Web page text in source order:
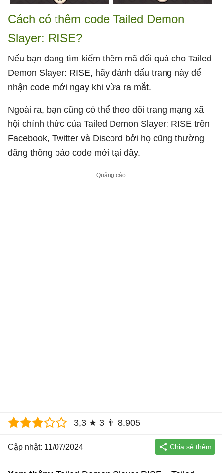
Cách có thêm code Tailed Demon
Slayer: RISE?
Nếu bạn đang tìm kiếm thêm mã đổi quà cho Tailed
Demon Slayer: RISE, hãy đánh dấu trang này để
nhận code mới ngay khi vừa ra mắt.
Ngoài ra, bạn cũng có thể theo dõi trang mạng xã
hội chính thức của Tailed Demon Slayer: RISE trên
Facebook, Twitter và Discord bởi họ cũng thường
đăng thông báo code mới tại đây.
3,3 ★ 3 👨 8.905
Cập nhật: 11/07/2024